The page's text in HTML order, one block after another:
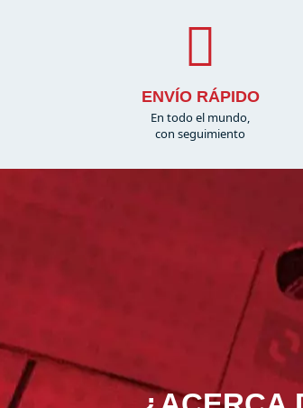
ENVÍO RÁPIDO
En todo el mundo,
con seguimiento